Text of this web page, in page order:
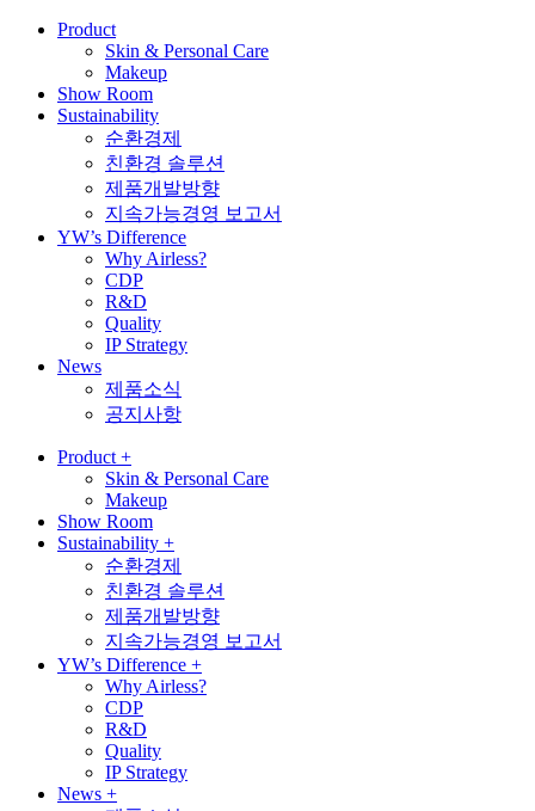
Product
Skin & Personal Care
Makeup
Show Room
Sustainability
순환경제
친환경 솔루션
제품개발방향
지속가능경영 보고서
YW’s Difference
Why Airless?
CDP
R&D
Quality
IP Strategy
News
제품소식
공지사항
Product +
Skin & Personal Care
Makeup
Show Room
Sustainability +
순환경제
친환경 솔루션
제품개발방향
지속가능경영 보고서
YW’s Difference +
Why Airless?
CDP
R&D
Quality
IP Strategy
News +